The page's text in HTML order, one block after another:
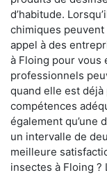
d’habitude.
chimiques
appel à des
à Floing pour vous
professionnels
quand elle est
compétences
également qu’une
un intervalle de
meilleure
insectes à Floing ?